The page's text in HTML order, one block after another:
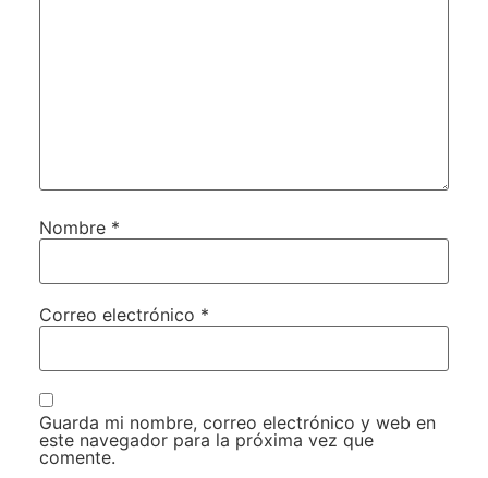
Nombre *
Correo electrónico *
Guarda mi nombre, correo electrónico y web en
este navegador para la próxima vez que
comente.